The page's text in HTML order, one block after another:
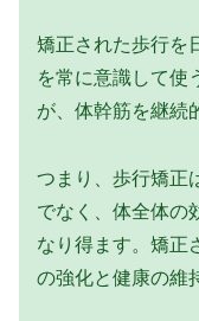
矯正された歩行を
を常に意識して使
が、体幹筋を継続
つまり、歩行矯正
でなく、体全体の
なり得ます。矯正
の強化と健康の維